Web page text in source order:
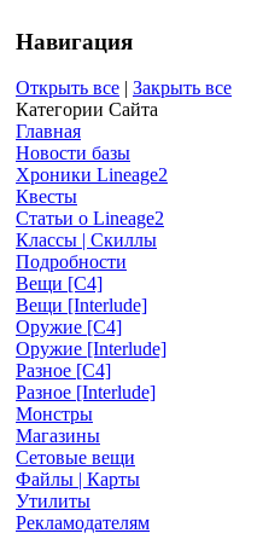
Навигация
Открыть все | Закрыть все
Категории Сайта
Главная
Новости базы
Хроники Lineage2
Квесты
Статьи о Lineage2
Классы | Скиллы
Подробности
Вещи [С4]
Вещи [Interlude]
Оружие [С4]
Оружие [Interlude]
Разное [C4]
Разное [Interlude]
Монстры
Магазины
Сетовые вещи
Файлы | Карты
Утилиты
Рекламодателям